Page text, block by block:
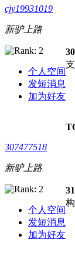
cjy19931019
新驴上路
个人空间
发短消息
加为好友
30
307477518
新驴上路
个人空间
发短消息
加为好友
31